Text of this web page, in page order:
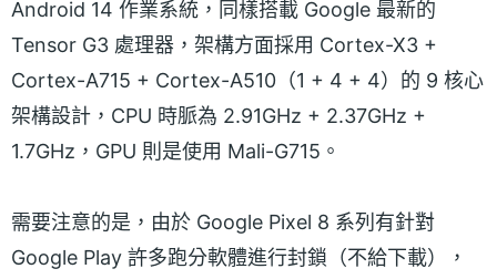
Android 14 作業系統，同樣搭載 Google 最新的
Tensor G3 處理器，架構方面採用 Cortex-X3 +
Cortex-A715 + Cortex-A510（1 + 4 + 4）的 9 核心
架構設計，CPU 時脈為 2.91GHz + 2.37GHz +
1.7GHz，GPU 則是使用 Mali-G715。
需要注意的是，由於 Google Pixel 8 系列有針對
Google Play 許多跑分軟體進行封鎖（不給下載），